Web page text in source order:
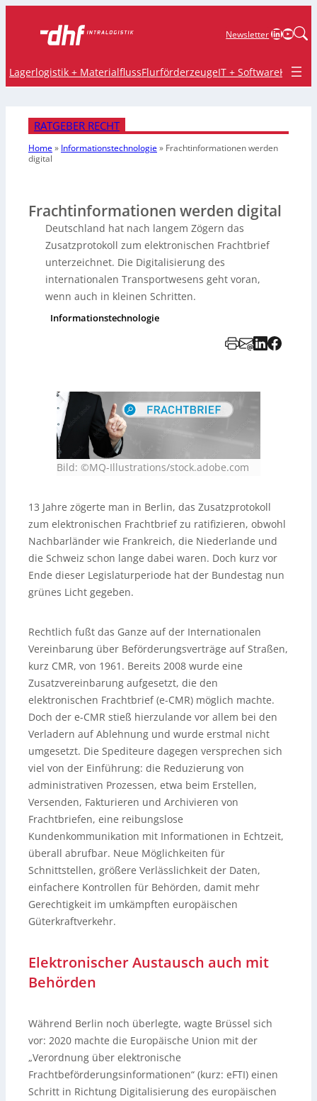
NewsletterLinkedIn
Lagerlogistik + MaterialflussFlurförderzeugeIT + SoftwareKrane
RATGEBER RECHT
Home» Informationstechnologie» Frachtinformationen werden
digital
Frachtinformationen werden digital
Deutschland hat nach langem Zögern das
Zusatzprotokoll zum elektronischen Frachtbrief
unterzeichnet. Die Digitalisierung des
internationalen Transportwesens geht voran,
wenn auch in kleinen Schritten.
Informationstechnologie
Bild: ©MQ-Illustrations/stock.adobe.com
13 Jahre zögerte man in Berlin, das Zusatzprotokoll
zum elektronischen Frachtbrief zu ratifizieren, obwohl
Nachbarländer wie Frankreich, die Niederlande und
die Schweiz schon lange dabei waren. Doch kurz vor
Ende dieser Legislaturperiode hat der Bundestag nun
grünes Licht gegeben.
Rechtlich fußt das Ganze auf der Internationalen
Vereinbarung über Beförderungsverträge auf Straßen,
kurz CMR, von 1961. Bereits 2008 wurde eine
Zusatzvereinbarung aufgesetzt, die den
elektronischen Frachtbrief (e-CMR) möglich machte.
Doch der e-CMR stieß hierzulande vor allem bei den
Verladern auf Ablehnung und wurde erstmal nicht
umgesetzt. Die Spediteure dagegen versprechen sich
viel von der Einführung: die Reduzierung von
administrativen Prozessen, etwa beim Erstellen,
Versenden, Fakturieren und Archivieren von
Frachtbriefen, eine reibungslose
Kundenkommunikation mit Informationen in Echtzeit,
überall abrufbar. Neue Möglichkeiten für
Schnittstellen, größere Verlässlichkeit der Daten,
einfachere Kontrollen für Behörden, damit mehr
Gerechtigkeit im umkämpften europäischen
Güterkraftverkehr.
Elektronischer Austausch auch mit
Behörden
Während Berlin noch überlegte, wagte Brüssel sich
vor: 2020 machte die Europäische Union mit der
„Verordnung über elektronische
Frachtbeförderungsinformationen“ (kurz: eFTI) einen
Schritt in Richtung Digitalisierung des europäischen